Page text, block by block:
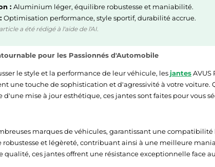
: Aluminium léger, équilibre robustesse et maniabilité.
Optimisation performance, style sportif, durabilité accrue.
a été rédigé à l'aide de l'AI.
pour les Passionnés d'Automobile
le style et la performance de leur véhicule, lesjantesAVUS
une touche de sophistication et d'agressivité à votre voiture.
mise à jour esthétique, ces jantes sont faites pour vous
marques de véhicules, garantissant une
et légèreté, contribuant ainsi à une meilleure
ces jantes offrent une résistance exceptionnelle face